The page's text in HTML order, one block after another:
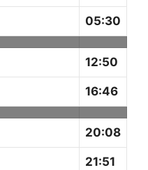
05:30
12:50
16:46
20:08
21:51